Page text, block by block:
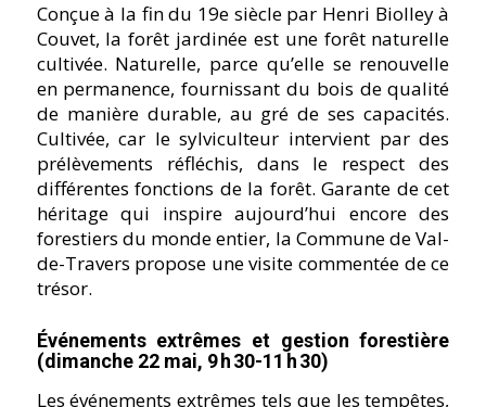
Conçue à la fin du 19e siècle par Henri Biolley à
Couvet, la forêt jardinée est une forêt naturelle
cultivée. Naturelle, parce qu’elle se renouvelle
en permanence, fournissant du bois de qualité
de manière durable, au gré de ses capacités.
Cultivée, car le sylviculteur intervient par des
prélèvements réfléchis, dans le respect des
différentes fonctions de la forêt. Garante de cet
héritage qui inspire aujourd’hui encore des
forestiers du monde entier, la Commune de Val-
de-Travers propose une visite commentée de ce
trésor.
Événements extrêmes et gestion forestière
(dimanche 22 mai, 9 h 30-11 h 30)
Les événements extrêmes tels que les tempêtes,